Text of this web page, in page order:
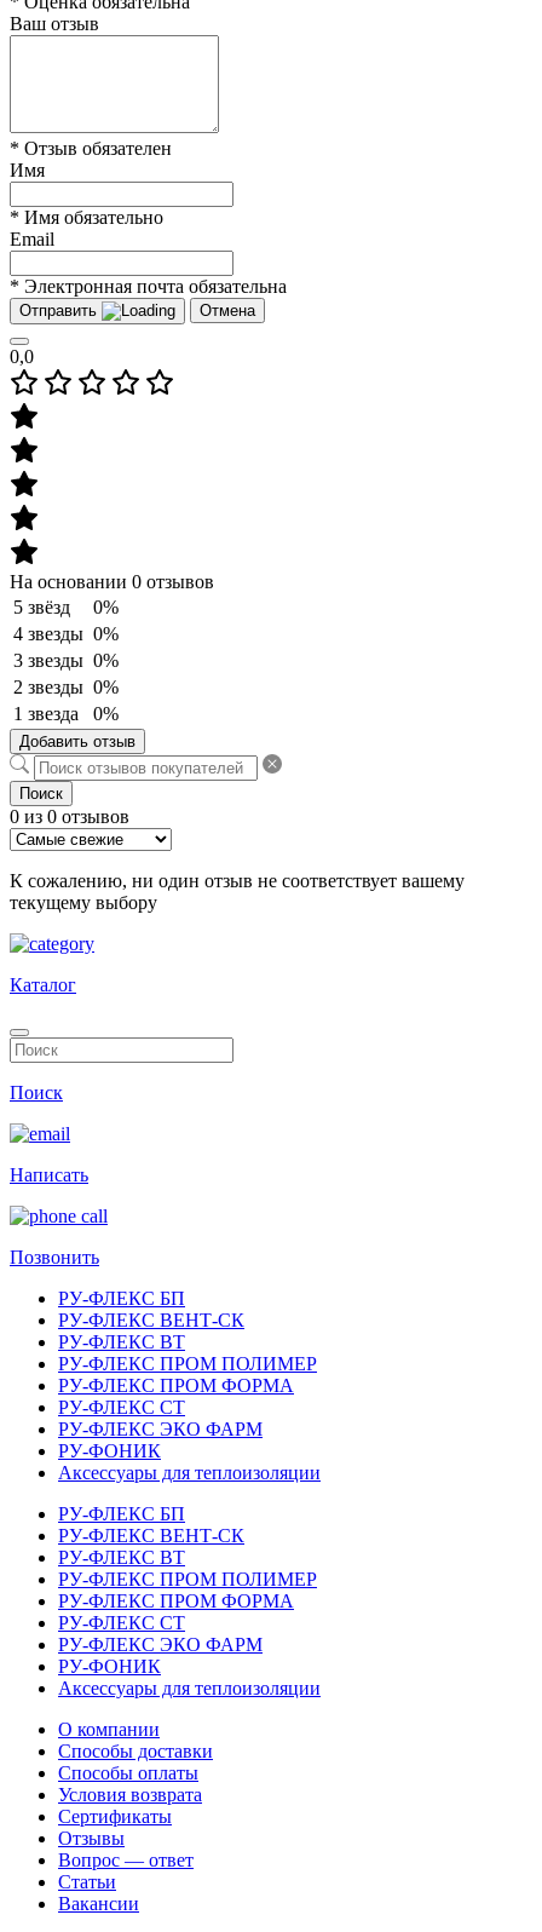
Ваш отзыв
* Отзыв обязателен
Имя
* Имя обязательно
Email
* Электронная почта обязательна
Отправить Отмена
0,0
На основании 0 отзывов
5 звёзд
0%
4 звезды 0%
3 звезды 0%
2 звезды 0%
1 звезда
0%
Добавить отзыв
Поиск
0 из 0 отзывов
К сожалению, ни один отзыв не соответствует вашему
текущему выбору
Каталог
Поиск
Написать
Позвонить
РУ-ФЛЕКС БП
РУ-ФЛЕКС ВЕНТ-СК
РУ-ФЛЕКС ВТ
РУ-ФЛЕКС ПРОМ ПОЛИМЕР
РУ-ФЛЕКС ПРОМ ФОРМА
РУ-ФЛЕКС СТ
РУ-ФЛЕКС ЭКО ФАРМ
РУ-ФОНИК
Аксессуары для теплоизоляции
РУ-ФЛЕКС БП
РУ-ФЛЕКС ВЕНТ-СК
РУ-ФЛЕКС ВТ
РУ-ФЛЕКС ПРОМ ПОЛИМЕР
РУ-ФЛЕКС ПРОМ ФОРМА
РУ-ФЛЕКС СТ
РУ-ФЛЕКС ЭКО ФАРМ
РУ-ФОНИК
Аксессуары для теплоизоляции
О компании
Способы доставки
Способы оплаты
Условия возврата
Сертификаты
Отзывы
Вопрос — ответ
Статьи
Вакансии